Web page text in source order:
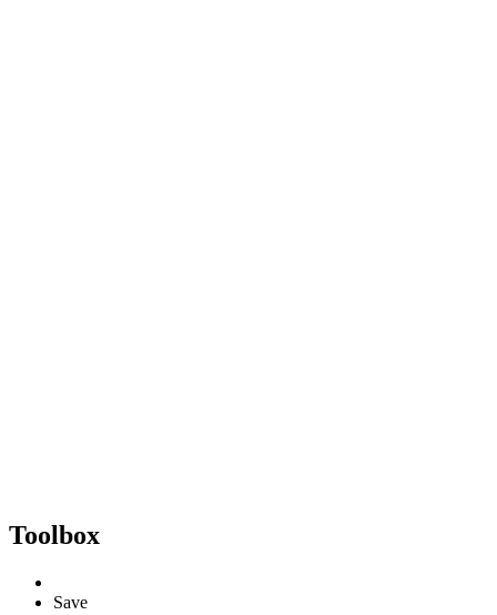
Toolbox
Save